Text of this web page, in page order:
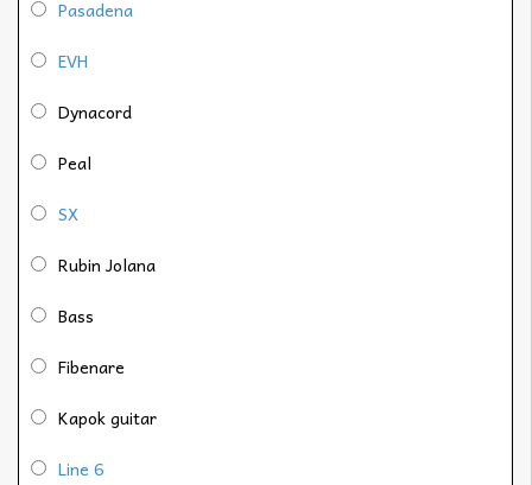
Pasadena
EVH
Dynacord
Peal
SX
Rubin Jolana
Bass
Fibenare
Kapok guitar
Line 6